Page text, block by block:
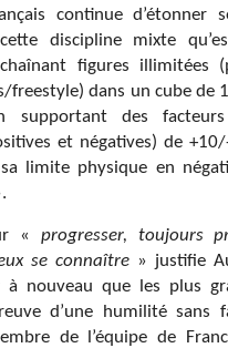
continue d’étonner
discipline mixte
figures illimitées
freestyle) dans un cube de
supportant des
et négatives) de
limite physique en
.
« progresser, toujours
se connaître » justifie
à nouveau que les plus
d’une humilité sans
de l’équipe de